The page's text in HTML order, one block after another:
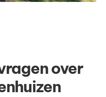
over